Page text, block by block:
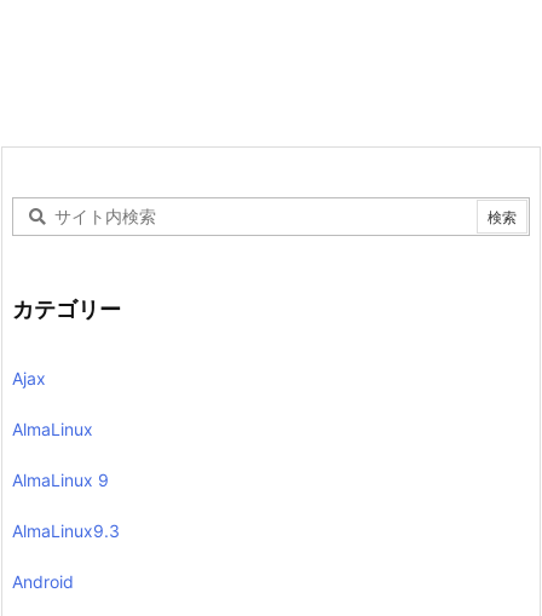
カテゴリー
Ajax
AlmaLinux
AlmaLinux 9
AlmaLinux9.3
Android